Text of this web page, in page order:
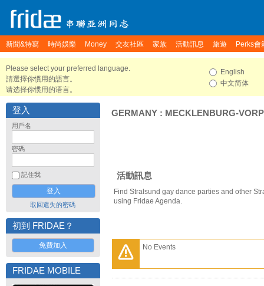
新聞&特寫 時尚娛樂 Money 交友社區 家族 活動訊息 旅遊 Perks會
Please select your preferred language.
請選擇你慣用的語言。
请选择你惯用的语言。
English
中文简体
登入
用戶名
密碼
記住我
取回遺失的密碼
初到 FRIDAE？
免費加入
FRIDAE MOBILE
GERMANY : MECKLENBURG-
活動訊息
Find Stralsund gay dance parties and other
using Fridae Agenda.
No Events